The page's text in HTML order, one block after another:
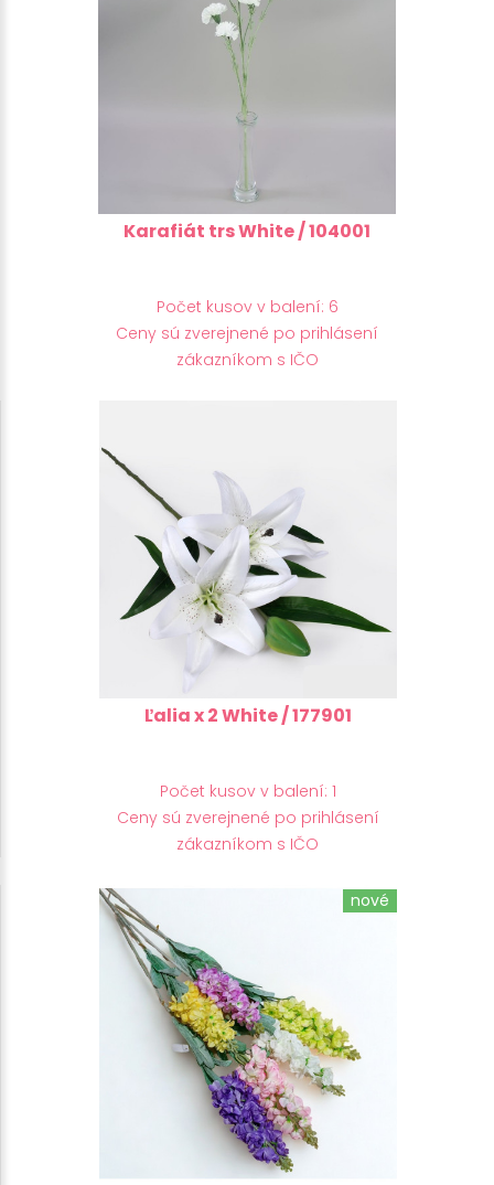
Karafiát trs White / 104001
Počet kusov v balení: 6
Ceny sú zverejnené po prihlásení
zákazníkom s IČO
Ľalia x 2 White / 177901
Počet kusov v balení: 1
Ceny sú zverejnené po prihlásení
zákazníkom s IČO
nové